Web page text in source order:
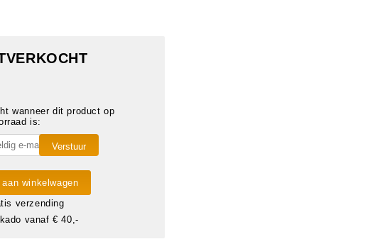
wanneer dit product op
is:
winkelwagen
verzending
vanaf € 40,-